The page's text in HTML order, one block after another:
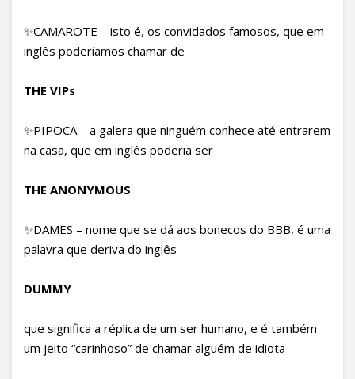
✨CAMAROTE – isto é, os convidados famosos, que em
inglês poderíamos chamar de
THE VIPs
✨PIPOCA – a galera que ninguém conhece até entrarem
na casa, que em inglês poderia ser
THE ANONYMOUS
✨DAMES – nome que se dá aos bonecos do BBB, é uma
palavra que deriva do inglês
DUMMY
que significa a réplica de um ser humano, e é também
um jeito “carinhoso” de chamar alguém de idiota